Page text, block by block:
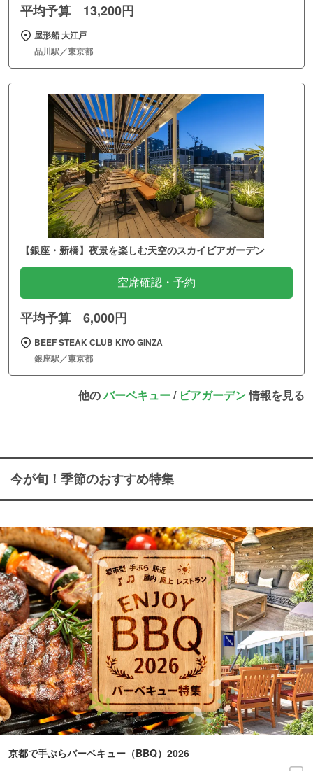
平均予算 13,200円
屋形船 大江戸
品川駅／東京都
【銀座・新橋】夜景を楽しむ天空のスカイビアガーデン
空席確認・予約
平均予算 6,000円
BEEF STEAK CLUB KIYO GINZA
銀座駅／東京都
他のバーベキュー/ ビアガーデン情報を見る
今が旬！季節のおすすめ特集
京都で手ぶらバーベキュー（BBQ）2026